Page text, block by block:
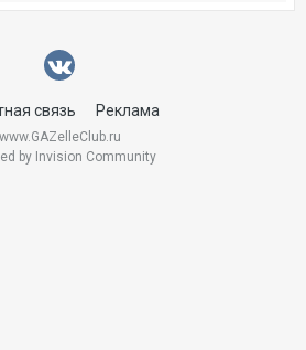
связь Реклама
www.GAZelleClub.ru
by Invision Community